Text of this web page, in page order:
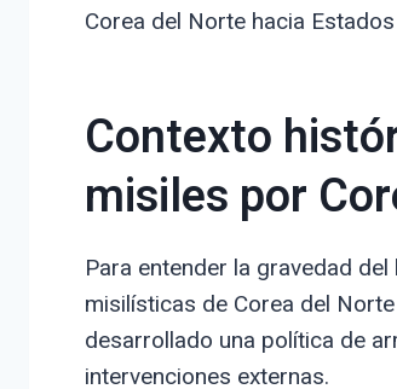
Corea del Norte hacia
Contexto
misiles por
Para entender la gravedad
misilísticas de Corea del
desarrollado una política de
intervenciones externas.